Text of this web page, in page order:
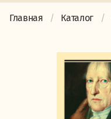
Главная Каталог